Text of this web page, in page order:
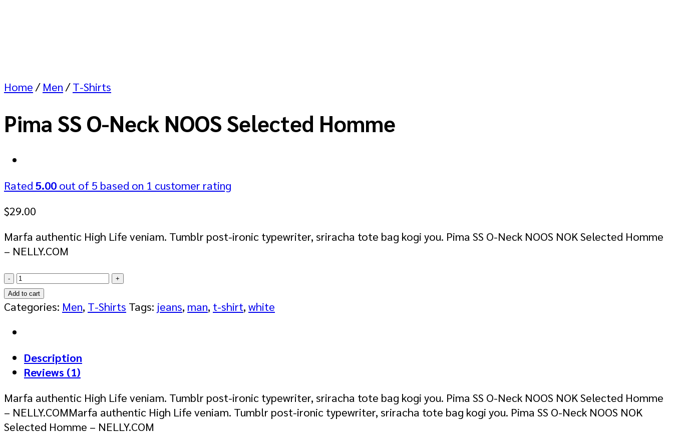
Home / Men / T-Shirts
Pima SS O-Neck NOOS Selected Homme
Rated 5.00 out of 5 based on 1 customer rating
$29.00
Marfa authentic High Life veniam. Tumblr post-ironic typewriter, sriracha tote bag kogi you. Pima SS O-Neck NOOS NOK Selected Homme
– NELLY.COM
Pima
SS
O-
NOOS
Homme
quantity
Add to cart
Categories: Men, T-Shirts Tags: jeans, man, t-shirt, white
Description
Reviews (1)
Marfa authentic High Life veniam. Tumblr post-ironic typewriter, sriracha tote bag kogi you. Pima SS O-Neck NOOS NOK Selected Homme
– NELLY.COMMarfa authentic High Life veniam. Tumblr post-ironic typewriter, sriracha tote bag kogi you. Pima SS O-Neck NOOS NOK
Selected Homme – NELLY.COM